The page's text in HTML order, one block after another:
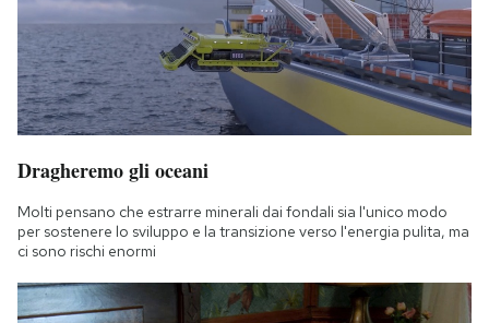
Dragheremo gli oceani
Molti pensano che estrarre minerali dai fondali sia l'unico modo
per sostenere lo sviluppo e la transizione verso l'energia pulita, ma
ci sono rischi enormi